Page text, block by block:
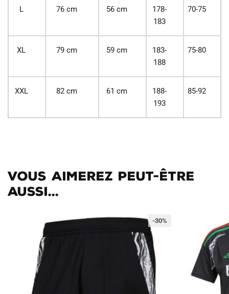
L 76 cm 56 cm
178-
183
70-75
XL 79 cm 59 cm
183-
188
75-80
XXL 82 cm 61 cm
188-
193
85-92
Vous aimerez peut-être
aussi...
-30%